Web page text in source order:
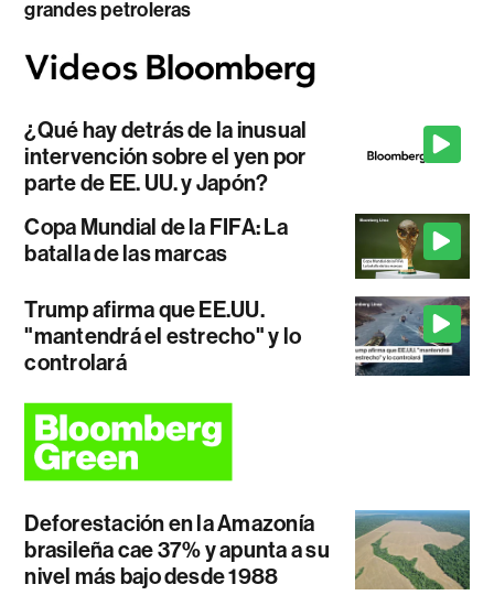
grandes petroleras
¿Qué hay detrás de la inusual
intervención sobre el yen por
parte de EE. UU. y Japón?
Copa Mundial de la FIFA: La
batalla de las marcas
Trump afirma que EE.UU.
"mantendrá el estrecho" y lo
controlará
Deforestación en la Amazonía
brasileña cae 37% y apunta a su
nivel más bajo desde 1988